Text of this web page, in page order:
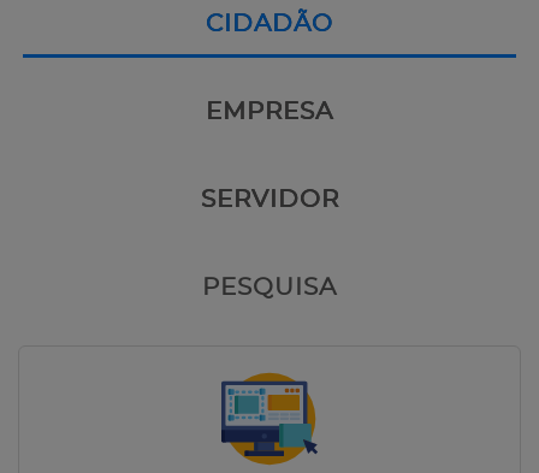
CIDADÃO
EMPRESA
SERVIDOR
PESQUISA